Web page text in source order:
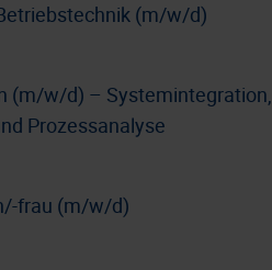
(m/w/d)
(m/w/d) – Systemintegration,
Prozessanalyse
frau (m/w/d)